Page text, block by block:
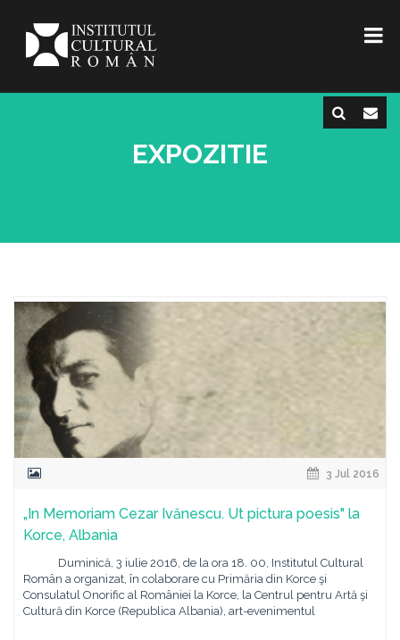
EXPOZITIE
3 Jul 2016
„In Memoriam Cezar Ivănescu. Ut pictura poesis" la
Korce, Albania
Duminică, 3 iulie 2016, de la ora 18. 00, Institutul Cultural
Român a organizat, în colaborare cu Primăria din Korce şi
Consulatul Onorific al României la Korce, la Centrul pentru Artă şi
Cultură din Korce (Republica Albania), art-evenimentul